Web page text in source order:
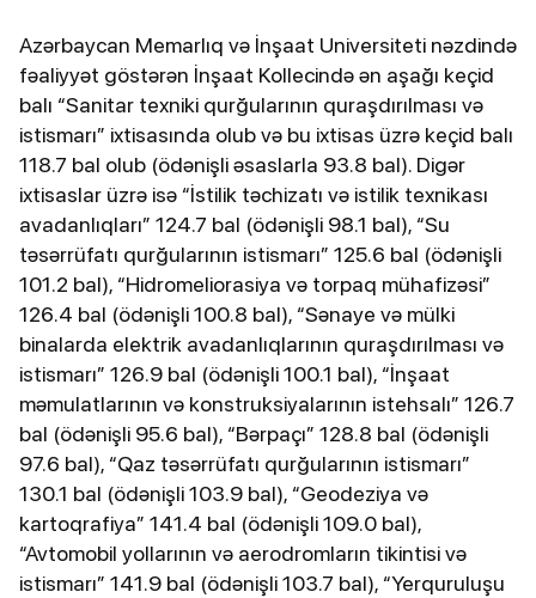
Azərbaycan Memarlıq və İnşaat Universiteti nəzdində
fəaliyyət göstərən İnşaat Kollecində ən aşağı keçid
balı “Sanitar texniki qurğularının quraşdırılması və
istismarı” ixtisasında olub və bu ixtisas üzrə keçid balı
118.7 bal olub (ödənişli əsaslarla 93.8 bal). Digər
ixtisaslar üzrə isə “İstilik təchizatı və istilik texnikası
avadanlıqları” 124.7 bal (ödənişli 98.1 bal), “Su
təsərrüfatı qurğularının istismarı” 125.6 bal (ödənişli
101.2 bal), “Hidromeliorasiya və torpaq mühafizəsi”
126.4 bal (ödənişli 100.8 bal), “Sənaye və mülki
binalarda elektrik avadanlıqlarının quraşdırılması və
istismarı” 126.9 bal (ödənişli 100.1 bal), “İnşaat
məmulatlarının və konstruksiyalarının istehsalı” 126.7
bal (ödənişli 95.6 bal), “Bərpaçı” 128.8 bal (ödənişli
97.6 bal), “Qaz təsərrüfatı qurğularının istismarı”
130.1 bal (ödənişli 103.9 bal), “Geodeziya və
kartoqrafiya” 141.4 bal (ödənişli 109.0 bal),
“Avtomobil yollarının və aerodromların tikintisi və
istismarı” 141.9 bal (ödənişli 103.7 bal), “Yerquruluşu